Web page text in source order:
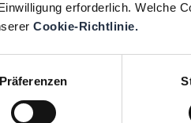
erforderlich. Welche
Cookie-Richtlinie.
Präferenzen
Mai 5, 2023 Artikel